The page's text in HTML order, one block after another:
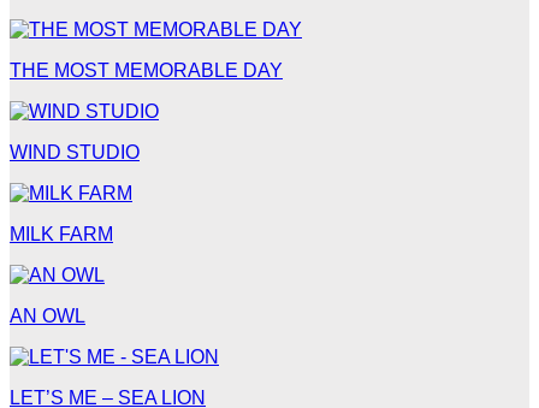
THE MOST MEMORABLE DAY
WIND STUDIO
MILK FARM
AN OWL
LET’S ME – SEA LION